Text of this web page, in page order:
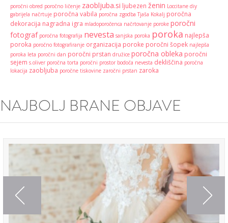
poročni obred poročno ličenje zaobljuba.si ljubezen ženin Loccitane diy
gabrijela načrtuje poročna vabila poročna zgodba Tjaša Kokalj poročna
dekoracija nagradna igra mladoporočenca načrtovanje poroke poročni
fotograf poročna fotografija nevesta sanjska poroka poroka najlepša
poroka poročno fotografiranje organizacija poroke poročni šopek najlepša
poroka leta poročni dan poročni prstan družice poročna obleka poročni
sejem s.oliver poročna torta poročni prostor bodoča nevesta dekliščina poročna
lokacija zaobljuba poročne tiskovine zaročni prstan zaroka
NAJBOLJ BRANE OBJAVE
Previous Next